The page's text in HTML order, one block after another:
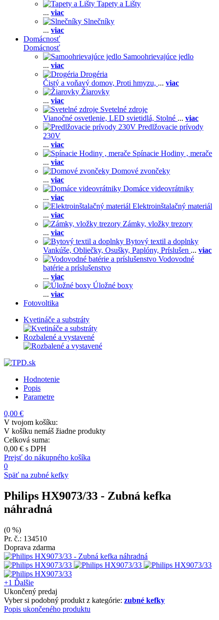
Tapety a Lišty
... viac
Slnečníky
... viac
Domácnosť
Domácnosť
Samoohrievajúce jedlo
... viac
Drogéria
Čistý a voňavý domov, Proti hmyzu, ... viac
Žiarovky
... viac
Svetelné zdroje
Vianočné osvetlenie, LED svietidlá, Stolné ... viac
Predlžovacie prívody
230V
... viac
Spínacie Hodiny , merače
... viac
Domové zvončeky
... viac
Domáce videovrátniky
... viac
Elektroinštalačný materiál
... viac
Zámky, vložky trezory
... viac
Bytový textil a doplnky
Vankúše, Obliečky, Osušky, Paplóny, Príslušen ... viac
Vodovodné
batérie a príslušenstvo
... viac
Úložné boxy
... viac
Fotovoltika
Kvetináče a substráty
Rozbalené a vystavené
Hodnotenie
Popis
Parametre
0,00 €
V tvojom košíku:
V košíku nemáš žiadne produkty
Celková suma:
0,00 € s DPH
Prejsť do nákupného košíka
0
Späť na zubné kefky
Philips HX9073/33 - Zubná kefka
náhradná
(0 %)
Pr. č.: 134510
Doprava zdarma
+1 Ďalšie
Ukončený predaj
Vyber si podobný produkt z kategórie: zubné kefky
Popis ukončeného produktu